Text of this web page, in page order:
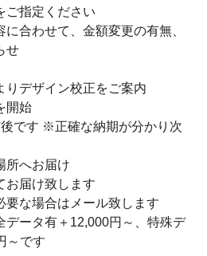
ご指定ください
合わせて、金額変更の有無、
せ
りデザイン校正をご案内
開始
です ※正確な納期が分かり次
所へお届け
お届け致します
な場合はメール致します
ータ有＋12,000円～、特殊デ
～です